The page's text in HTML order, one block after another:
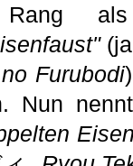
als
Furubodi
Nun